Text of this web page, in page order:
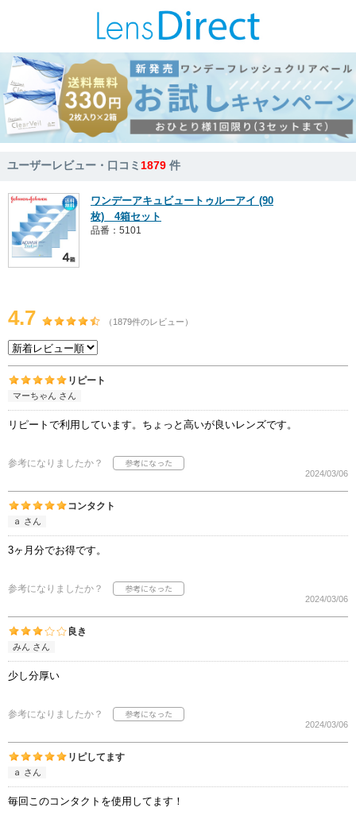
ユーザーレビュー・口コミ1879 件
ワンデーアキュビュートゥルーアイ (90
枚) 4箱セット
品番：5101
4.7 （1879件のレビュー）
リピート
マーちゃん さん
リピートで利用しています。ちょっと高いが良いレンズです。
参考になりましたか？
2024/03/06
コンタクト
ａ さん
3ヶ月分でお得です。
参考になりましたか？
2024/03/06
良き
みん さん
少し分厚い
参考になりましたか？
2024/03/06
リピしてます
ａ さん
毎回このコンタクトを使用してます！